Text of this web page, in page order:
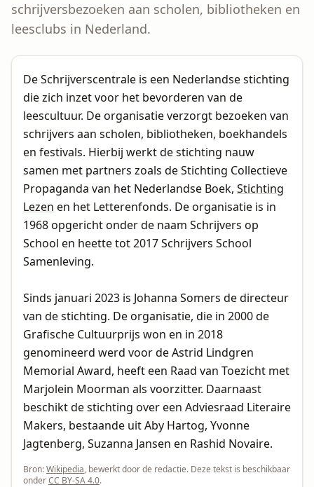
schrijversbezoeken aan scholen, bibliotheken en
leesclubs in Nederland.
De Schrijverscentrale is een Nederlandse stichting
die zich inzet voor het bevorderen van de
leescultuur. De organisatie verzorgt bezoeken van
schrijvers aan scholen, bibliotheken, boekhandels
en festivals. Hierbij werkt de stichting nauw
samen met partners zoals de Stichting Collectieve
Propaganda van het Nederlandse Boek, Stichting
Lezen en het Letterenfonds. De organisatie is in
1968 opgericht onder de naam Schrijvers op
School en heette tot 2017 Schrijvers School
Samenleving.
Sinds januari 2023 is Johanna Somers de directeur
van de stichting. De organisatie, die in 2000 de
Grafische Cultuurprijs won en in 2018
genomineerd werd voor de Astrid Lindgren
Memorial Award, heeft een Raad van Toezicht met
Marjolein Moorman als voorzitter. Daarnaast
beschikt de stichting over een Adviesraad Literaire
Makers, bestaande uit Aby Hartog, Yvonne
Jagtenberg, Suzanna Jansen en Rashid Novaire.
Bron:Wikipedia, bewerkt door de redactie. Deze tekst is beschikbaar
onderCC BY-SA 4.0.